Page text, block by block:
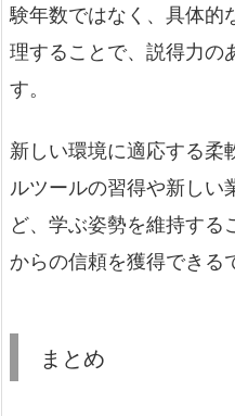
験年数ではなく、具体的
理することで、説得力の
す。
新しい環境に適応する柔
ルツールの習得や新しい
ど、学ぶ姿勢を維持する
からの信頼を獲得できる
まとめ